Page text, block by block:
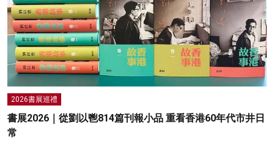
2026書展巡禮
書展2026｜從劉以鬯814篇刊報小品 重看香港60年代市井日
常